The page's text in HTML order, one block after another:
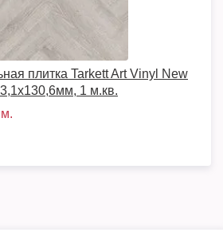
плитка Tarkett Art Vinyl New
1 м.кв.